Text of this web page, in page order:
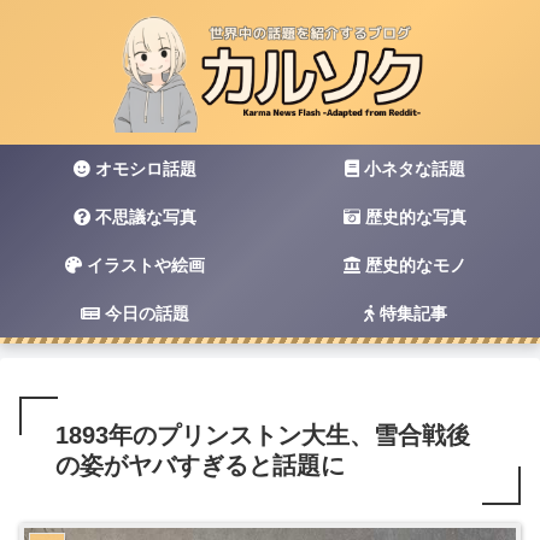
オモシロ話題 小ネタな話題
不思議な写真 歴史的な写真
イラストや絵画 歴史的なモノ
今日の話題 特集記事
1893年のプリンストン大生、雪合戦後
の姿がヤバすぎると話題に